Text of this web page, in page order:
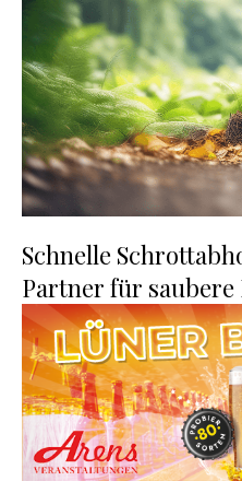
Schnelle
Partner für saubere